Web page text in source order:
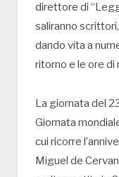
direttore di
saliranno
dando vita a
ritorno e le ore di
La giornata del
Giornata
cui ricorre
Miguel de